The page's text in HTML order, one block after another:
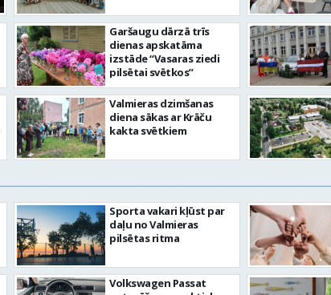
Garšaugu dārzā trīs
dienas apskatāma
izstāde “Vasaras ziedi
pilsētai svētkos”
Valmieras dzimšanas
diena sākas ar Krāču
kakta svētkiem
Sporta vakari kļūst par
daļu no Valmieras
pilsētas ritma
Volkswagen Passat